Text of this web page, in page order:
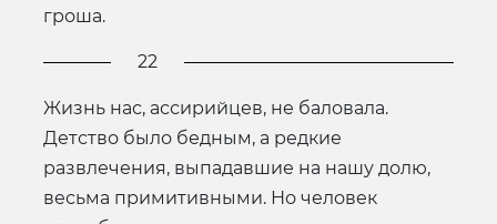
гроша.
22
Жизнь нас, ассирийцев, не баловала.
Детство было бедным, а редкие
развлечения, выпадавшие на нашу долю,
весьма примитивными. Но человек